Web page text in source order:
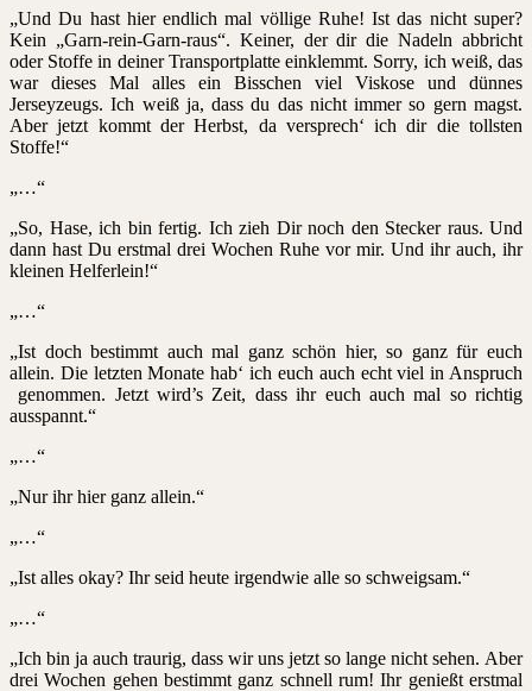
„Und Du hast hier endlich mal völlige Ruhe! Ist das nicht super?
Kein „Garn-rein-Garn-raus“. Keiner, der dir die Nadeln abbricht
oder Stoffe in deiner Transportplatte einklemmt. Sorry, ich weiß, das
war dieses Mal alles ein Bisschen viel Viskose und dünnes
Jerseyzeugs. Ich weiß ja, dass du das nicht immer so gern magst.
Aber jetzt kommt der Herbst, da versprech‘ ich dir die tollsten
Stoffe!“
„…“
„So, Hase, ich bin fertig. Ich zieh Dir noch den Stecker raus. Und
dann hast Du erstmal drei Wochen Ruhe vor mir. Und ihr auch, ihr
kleinen Helferlein!“
„…“
„Ist doch bestimmt auch mal ganz schön hier, so ganz für euch
allein. Die letzten Monate hab‘ ich euch auch echt viel in Anspruch
genommen. Jetzt wird’s Zeit, dass ihr euch auch mal so richtig
ausspannt.“
„…“
„Nur ihr hier ganz allein.“
„…“
„Ist alles okay? Ihr seid heute irgendwie alle so schweigsam.“
„…“
„Ich bin ja auch traurig, dass wir uns jetzt so lange nicht sehen. Aber
drei Wochen gehen bestimmt ganz schnell rum! Ihr genießt erstmal